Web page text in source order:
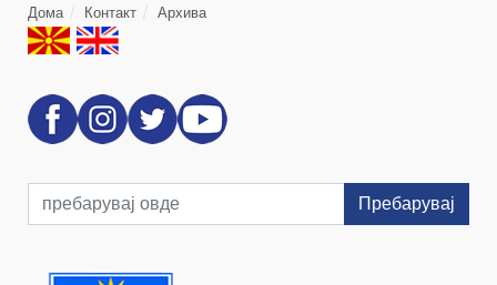
Дома Контакт Архива
Пребарувај